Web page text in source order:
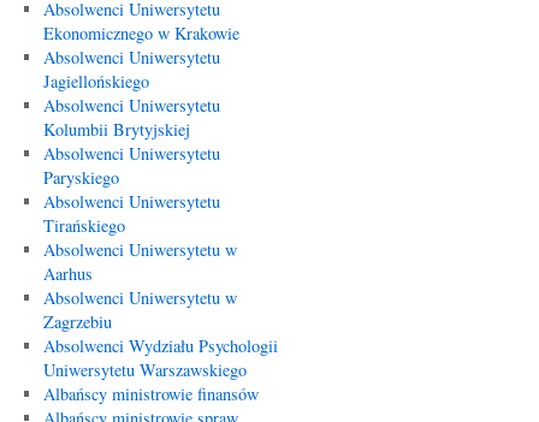
Absolwenci Uniwersytetu
Ekonomicznego w Krakowie
Absolwenci Uniwersytetu
Jagiellońskiego
Absolwenci Uniwersytetu
Kolumbii Brytyjskiej
Absolwenci Uniwersytetu
Paryskiego
Absolwenci Uniwersytetu
Tirańskiego
Absolwenci Uniwersytetu w
Aarhus
Absolwenci Uniwersytetu w
Zagrzebiu
Absolwenci Wydziału Psychologii
Uniwersytetu Warszawskiego
Albańscy ministrowie finansów